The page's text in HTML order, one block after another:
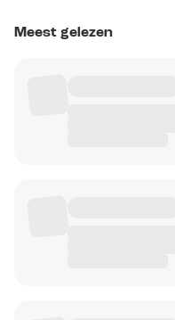
Meest gelezen